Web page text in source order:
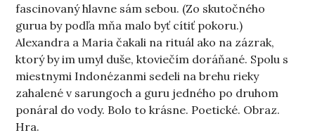
fascinovaný hlavne sám sebou. (Zo skutočného
gurua by podľa mňa malo byť cítiť pokoru.)
Alexandra a Maria čakali na rituál ako na zázrak,
ktorý by im umyl duše, ktoviečím doráňané. Spolu s
miestnymi Indonézanmi sedeli na brehu rieky
zahalené v sarungoch a guru jedného po druhom
ponáral do vody. Bolo to krásne. Poetické. Obraz.
Hra.